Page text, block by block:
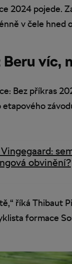
2024 pojede.
v čele hned
víc,
Bez příkras
obvinění?
říká Thibaut
formace